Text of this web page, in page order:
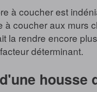
à coucher est
coucher aux murs
la rendre encore
déterminant.
housse